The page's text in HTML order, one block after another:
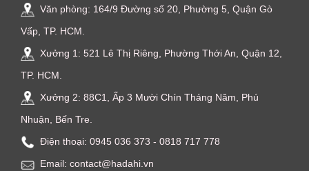
Văn phòng: 164/9 Đường số 20, Phường 5, Quận Gò
Vấp, TP. HCM.
Xưởng 1: 521 Lê Thị Riêng, Phường Thới An, Quận 12,
TP. HCM.
Xưởng 2: 88C1, Ấp 3 Mười Chín Tháng Năm, Phú
Nhuận, Bến Tre.
Điện thoại: ‭0945 036 373‬ - 0818 717 778
Email: contact@hadahi.vn